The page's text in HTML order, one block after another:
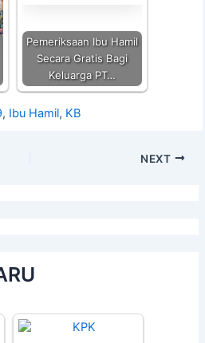
Pemeriksaan Ibu Hamil
Secara Gratis Bagi
Keluarga PT…
, Ibu Hamil, KB
NEXT